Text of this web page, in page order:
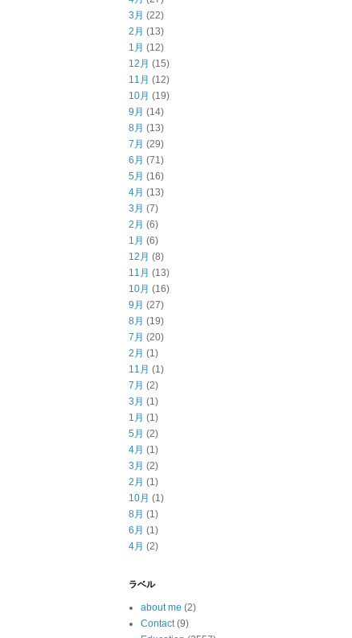
3月 (22)
2月 (13)
1月 (12)
12月 (15)
11月 (12)
10月 (19)
9月 (14)
8月 (13)
7月 (29)
6月 (71)
5月 (16)
4月 (13)
3月 (7)
2月 (6)
1月 (6)
12月 (8)
11月 (13)
10月 (16)
9月 (27)
8月 (19)
7月 (20)
2月 (1)
11月 (1)
7月 (2)
3月 (1)
1月 (1)
5月 (2)
4月 (1)
3月 (2)
2月 (1)
10月 (1)
8月 (1)
6月 (1)
4月 (2)
ラベル
about me (2)
Contact (9)